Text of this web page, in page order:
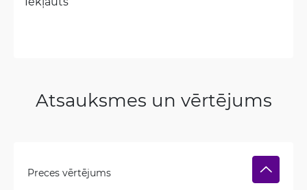
Atsauksmes un vērtējums
Preces vērtējums